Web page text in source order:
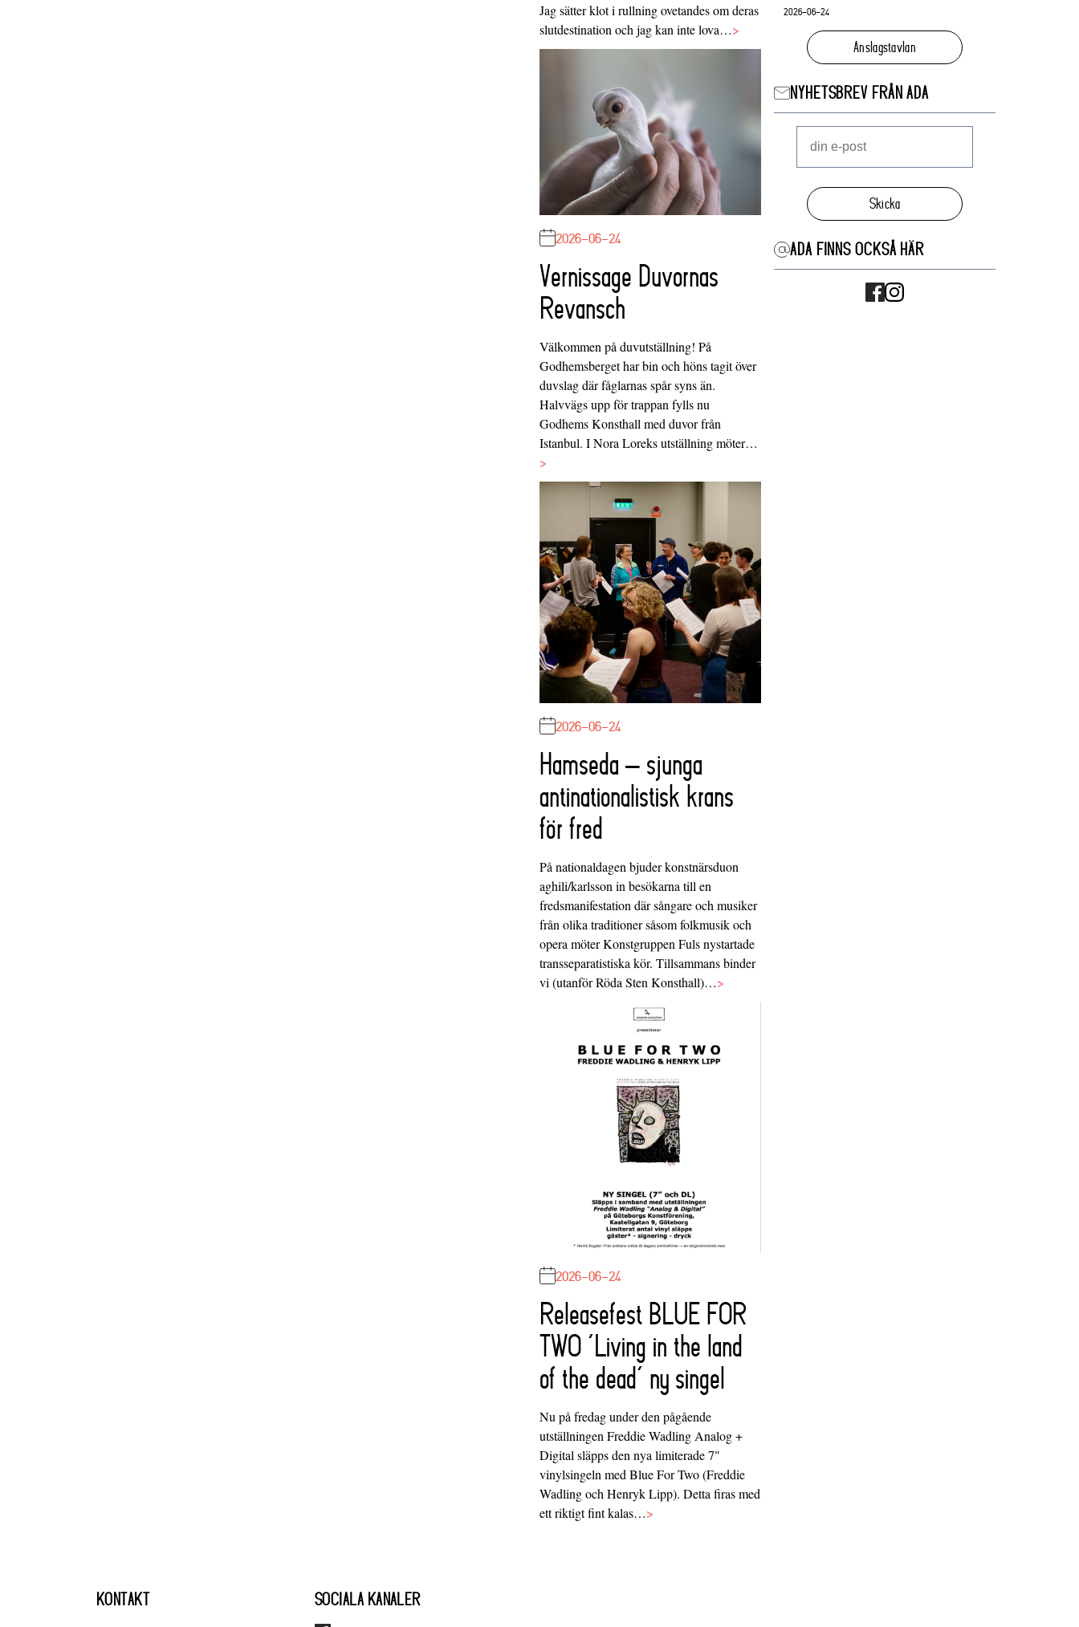
Jag sätter klot i rullning ovetandes om deras
slutdestination och jag kan inte lova…>
2026-06-24
Vernissage Duvornas
Revansch
Välkommen på duvutställning! På
Godhemsberget har bin och höns tagit över
duvslag där fåglarnas spår syns än.
Halvvägs upp för trappan fylls nu
Godhems Konsthall med duvor från
Istanbul. I Nora Loreks utställning möter…
>
2026-06-24
Hamseda – sjunga
antinationalistisk krans
för fred
På nationaldagen bjuder konstnärsduon
aghili/karlsson in besökarna till en
fredsmanifestation där sångare och musiker
från olika traditioner såsom folkmusik och
opera möter Konstgruppen Fuls nystartade
transseparatistiska kör. Tillsammans binder
vi (utanför Röda Sten Konsthall)…>
2026-06-24
Releasefest BLUE FOR
TWO ‘Living in the land
of the dead’ ny singel
Nu på fredag under den pågående
utställningen Freddie Wadling Analog +
Digital släpps den nya limiterade 7"
vinylsingeln med Blue For Two (Freddie
Wadling och Henryk Lipp). Detta firas med
ett riktigt fint kalas…>
2026-06-24
Anslagstavlan
NYHETSBREV FRÅN ADA
Skicka
ADA FINNS OCKSÅ HÄR
KONTAKT SOCIALA KANALER